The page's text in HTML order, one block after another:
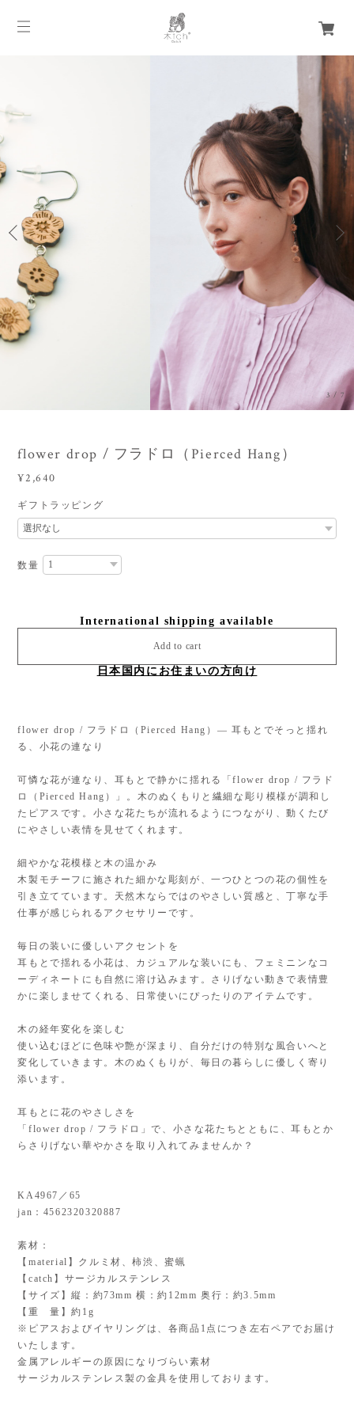
3/7
flower drop / フラドロ（Pierced Hang）
¥2,640
ギフトラッピング
数量
International shipping available
Add to cart
日本国内にお住まいの方向け
flower drop / フラドロ（Pierced Hang）— 耳もとでそっと揺れ
る、小花の連なり
可憐な花が連なり、耳もとで静かに揺れる「flower drop / フラド
ロ（Pierced Hang）」。木のぬくもりと繊細な彫り模様が調和し
たピアスです。小さな花たちが流れるようにつながり、動くたび
にやさしい表情を見せてくれます。
細やかな花模様と木の温かみ
木製モチーフに施された細かな彫刻が、一つひとつの花の個性を
引き立てています。天然木ならではのやさしい質感と、丁寧な手
仕事が感じられるアクセサリーです。
毎日の装いに優しいアクセントを
耳もとで揺れる小花は、カジュアルな装いにも、フェミニンなコ
ーディネートにも自然に溶け込みます。さりげない動きで表情豊
かに楽しませてくれる、日常使いにぴったりのアイテムです。
木の経年変化を楽しむ
使い込むほどに色味や艶が深まり、自分だけの特別な風合いへと
変化していきます。木のぬくもりが、毎日の暮らしに優しく寄り
添います。
耳もとに花のやさしさを
「flower drop / フラドロ」で、小さな花たちとともに、耳もとか
らさりげない華やかさを取り入れてみませんか？
KA4967／65
jan：4562320320887
素材：
【material】クルミ材、柿渋、蜜蝋
【catch】サージカルステンレス
【サイズ】縦：約73mm 横：約12mm 奥行：約3.5mm
【重 量】約1g
※ピアスおよびイヤリングは、各商品1点につき左右ペアでお届け
いたします。
金属アレルギーの原因になりづらい素材
サージカルステンレス製の金具を使用しております。